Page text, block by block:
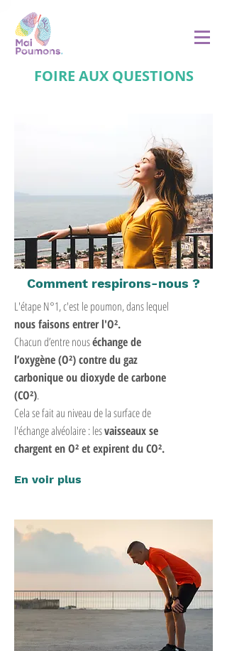
FOIRE AUX QUESTIONS
Comment respirons-nous ?
L'étape N°1, c'est le poumon, dans lequel
nous faisons entrer l'O².
Chacun d’entre nouséchange de
l’oxygène (O²) contre du gaz
carbonique ou dioxyde de carbone
(CO²).
Cela se fait au niveau de la surface de
l'échange alvéolaire : lesvaisseaux se
chargent en O² et expirent du CO².
En voir plus